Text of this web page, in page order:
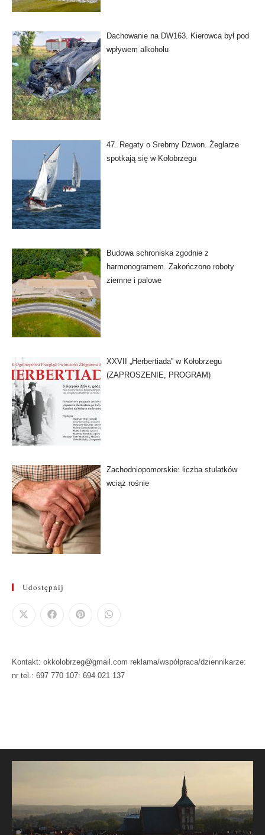
Dachowanie na DW163. Kierowca był pod
wpływem alkoholu
47. Regaty o Srebrny Dzwon. Żeglarze
spotkają się w Kołobrzegu
Budowa schroniska zgodnie z
harmonogramem. Zakończono roboty
ziemne i palowe
XXVII „Herbertiada” w Kołobrzegu
(ZAPROSZENIE, PROGRAM)
Zachodniopomorskie: liczba stulatków
wciąż rośnie
Udostępnij
Kontakt: okkolobrzeg@gmail.com reklama/współpraca/dziennikarze:
nr tel.: 697 770 107: 694 021 137